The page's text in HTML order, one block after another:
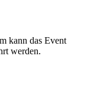
kann das Event
werden.